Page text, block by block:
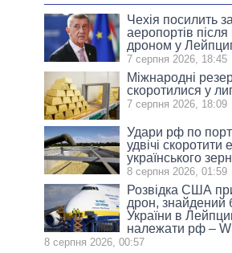
Чехія посилить
аеропортів після
дроном у
7 серпня 2026, 18:45
Міжнародні
скоротилися у
7 серпня 2026, 18:09
Удари рф по
удвічі скоротити
українського
8 серпня 2026, 01:59
Розвідка США
дрон, знайдений
України в
належати рф –
8 серпня 2026, 00:57